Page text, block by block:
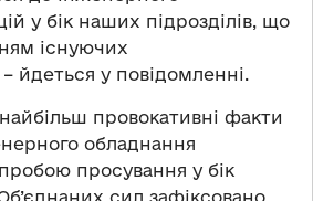
у бік наших підрозділів, що
існуючих
йдеться у повідомленні.
провокативні факти
обладнання
просування у бік
сил зафіксовано